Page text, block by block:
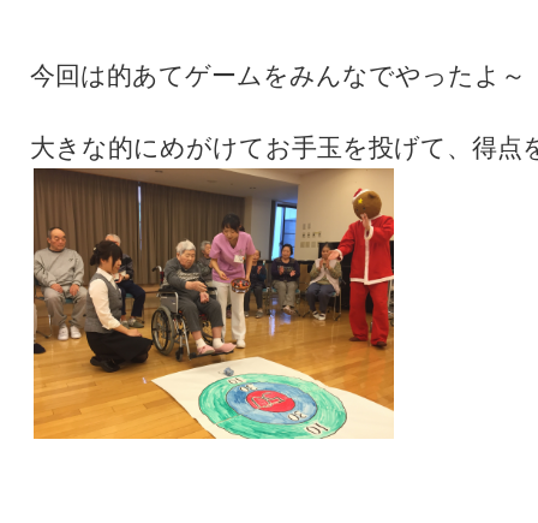
今回は的あてゲームをみんなでやったよ～
大きな的にめがけてお手玉を投げて、得点